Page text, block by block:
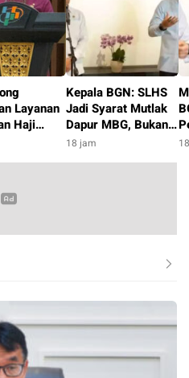
Layanan
Haji
Persen
Kepala BGN: SLHS
Jadi Syarat Mutlak
Dapur MBG, Bukan
hanya Sekedar
18 jam